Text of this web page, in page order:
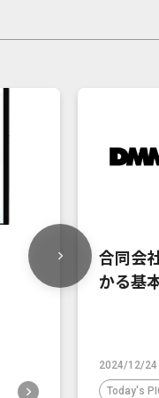
合同会
かる基
2024/12/24
Today's